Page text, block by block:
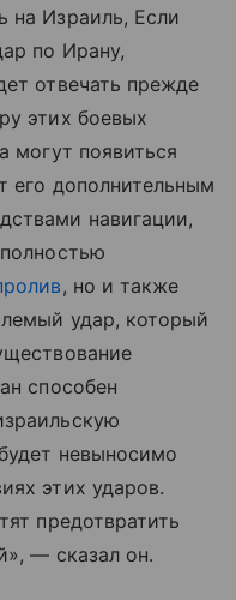
на Израиль, Если
по Ирану,
отвечать прежде
этих боевых
могут появиться
его дополнительным
навигации,
, но и также
удар, который
способен
невыносимо
этих ударов.
предотвратить
— сказал он.